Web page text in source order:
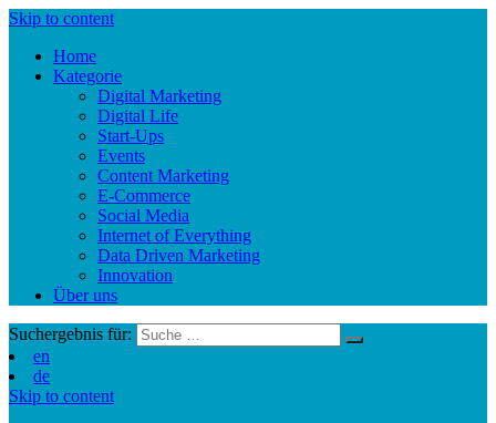
Skip to content
Home
Kategorie
Digital Marketing
Digital Life
Start-Ups
Events
Content Marketing
E-Commerce
Social Media
Internet of Everything
Data Driven Marketing
Innovation
Über uns
Suchergebnis für:
en
de
Skip to content